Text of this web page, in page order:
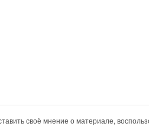
своё мнение о материале,